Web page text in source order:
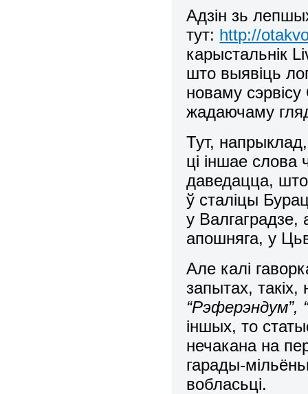
Адзін зь
тут: http://
карыстальнік
што выявіць
новаму
жадаючаму
Тут,
ці іншае
даведацца,
ў сталіцы
у Валгаградзе,
апошняга, у
Але калі
запытах,
“Рэферэндум”,
іншых, то
нечакана на
гарады-
вобласьці.